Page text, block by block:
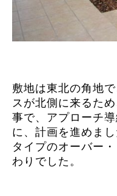
敷地は東北の角地
スが北側に来るた
事で、アプローチ
に、計画を進めま
タイプのオーバー
わりでした。